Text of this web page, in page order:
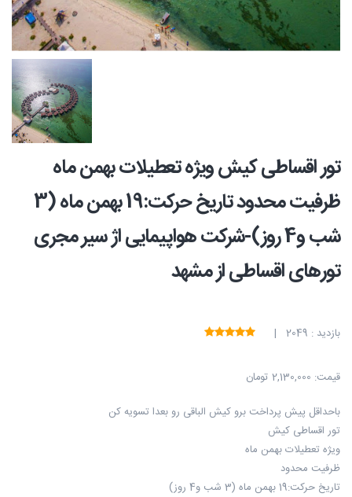
تور اقساطی کیش ویژه تعطیلات بهمن ماه
ظرفیت محدود تاریخ حرکت:19 بهمن ماه (3
شب و4 روز)-شرکت هواپیمایی اژ سیر مجری
تورهای اقساطی از مشهد
بازدید : 2049 |
قیمت: 2,130,000 تومان
باحداقل پیش پرداخت برو کیش الباقی رو بعدا تسویه کن
تور اقساطی کیش
ویژه تعطیلات بهمن ماه
ظرفیت محدود
تاریخ حرکت:19 بهمن ماه (3 شب و4 روز)